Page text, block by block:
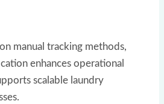
manual tracking methods,
enhances operational
scalable laundry